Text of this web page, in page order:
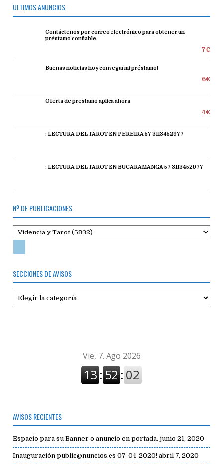
ÚLTIMOS ANUNCIOS
Contáctenos por correo electrónico para obtener un
préstamo confiable.
7€
Buenas noticias hoy conseguí mi préstamo!
6€
Oferta de prestamo aplica ahora
4€
: LECTURA DEL TAROT EN PEREIRA 57 3113452977
: LECTURA DEL TAROT EN BUCARAMANGA 57 3113452977
Nº DE PUBLICACIONES
SECCIONES DE AVISOS
Secciones
de
AVISOS RECIENTES
Espacio para su Banner o anuncio en portada. junio 21, 2020
Inauguración public@nuncios.es 07-04-2020! abril 7, 2020